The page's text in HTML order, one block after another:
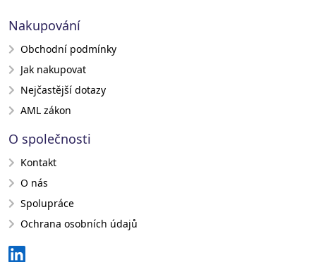
Nakupování
Obchodní podmínky
Jak nakupovat
Nejčastější dotazy
AML zákon
O společnosti
Kontakt
O nás
Spolupráce
Ochrana osobních údajů